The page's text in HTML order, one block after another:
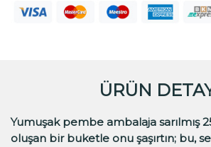
ÜRÜN
Yumuşak pembe ambalaja sarılmış
oluşan bir buketle onu şaşırtın; bu,